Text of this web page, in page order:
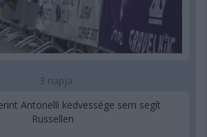
3 napja
Antonelli kedvessége sem segít
Russellen